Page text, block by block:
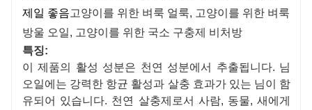
제일 좋음고양이를 위한 벼룩 얼룩, 고양이를 위한 벼룩
방울 오일, 고양이를 위한 국소 구충제 비처방
특징:
이 제품의 활성 성분은 천연 성분에서 추출됩니다. 님
오일에는 강력한 항균 활성과 살충 효과가 있는 님이 함
유되어 있습니다. 천연 살충제로서 사람, 동물, 새에게